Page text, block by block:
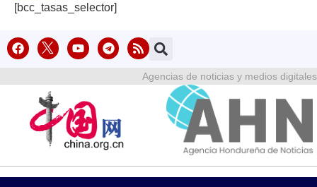
[bcc_tasas_selector]
Agencias de noticias y medios digitales